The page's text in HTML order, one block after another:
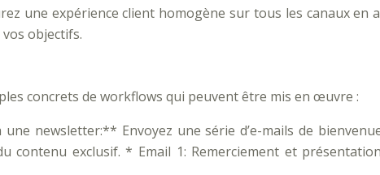
une expérience client homogène sur tous les canaux en
objectifs.
concrets de workflows qui peuvent être mis en œuvre :
newsletter:** Envoyez une série d’e-mails de
exclusif. * Email 1: Remerciement et